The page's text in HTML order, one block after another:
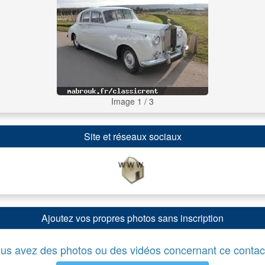
Image 1 / 3
Site et réseaux sociaux
Ajoutez vos propres photos sans inscription
avez des photos ou des vidéos concernant ce